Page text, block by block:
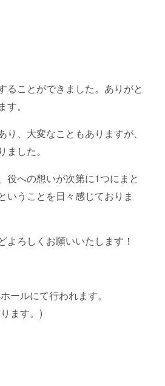
ることができました。ありがと
。
、大変なこともありますが、
した。
役への想いが次第に1つにまと
いうことを日々感じておりま
ろしくお願いいたします！
ールにて行われます。
ます。)